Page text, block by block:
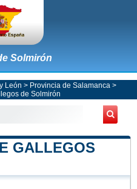
Solmirón
León > Provincia de Salamanca >
de Solmirón
GALLEGOS